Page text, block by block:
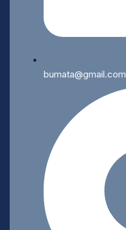
bumata@gmail.com